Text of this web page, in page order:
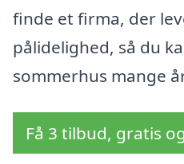
finde et firma, der
pålidelighed, så du
sommerhus mange
Få 3 tilbud, gratis